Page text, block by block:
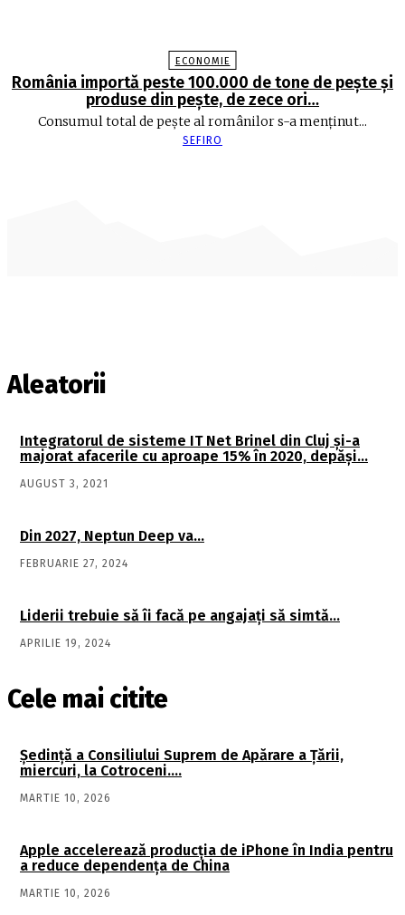
ECONOMIE
România importă peste 100.000 de tone de peşte şi
produse din peşte, de zece ori…
Consumul total de peşte al ro­mâ­nilor s-a menţinut...
SEFIRO
Aleatorii
Integratorul de sisteme IT Net Brinel din Cluj şi-a
majorat afacerile cu aproape 15% în 2020, depăşi…
AUGUST 3, 2021
Din 2027, Neptun Deep va…
FEBRUARIE 27, 2024
Liderii trebuie să îi facă pe angajaţi să simtă…
APRILIE 19, 2024
Cele mai citite
Şedinţă a Consiliului Suprem de Apărare a Ţării,
miercuri, la Cotroceni….
MARTIE 10, 2026
Apple accelerează producția de iPhone în India pentru
a reduce dependența de China
MARTIE 10, 2026